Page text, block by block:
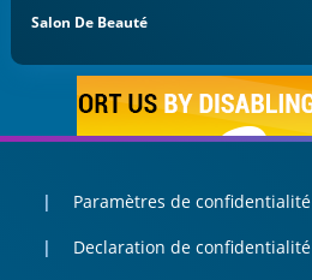
Salon De Beauté
Paramètres de confidentialité
Declaration de confidentialité